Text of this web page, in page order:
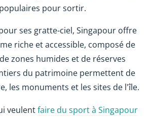
pour sortir.
ses gratte-ciel, Singapour offre
riche et accessible, composé de
zones humides et de réserves
du patrimoine permettent de
les monuments et les sites de l'île.
veulentfaire du sport à Singapour